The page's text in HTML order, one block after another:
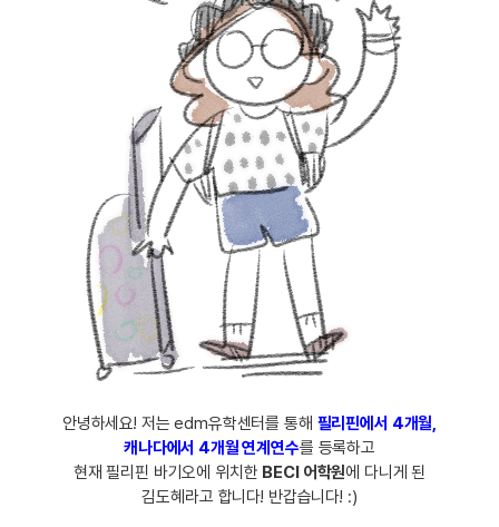
안녕하세요! 저는 edm유학센터를 통해 필리핀에서 4개월,
캐나다에서 4개월 연계연수를 등록하고
현재 필리핀 바기오에 위치한 BECI 어학원에 다니게 된
김도혜라고 합니다! 반갑습니다! :)